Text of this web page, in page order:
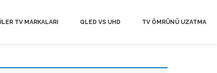
TV MARKALARI QLED VS UHD TV ÖMRÜNÜ UZATMA